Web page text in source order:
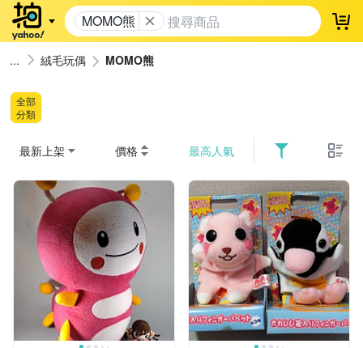
MOMO熊 登
絨毛玩偶 MOMO熊
全部
分類
最新上架 價格 最高人氣